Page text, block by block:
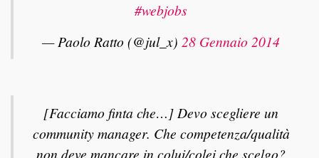
#webjobs
— Paolo Ratto (@jul_x) 28 Gennaio 2014
[Facciamo finta che…] Devo scegliere un
community manager. Che competenza/qualità
non deve mancare in colui/colei che scelgo?